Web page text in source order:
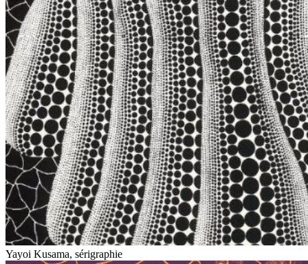
Yayoi Kusama, sérigraphie